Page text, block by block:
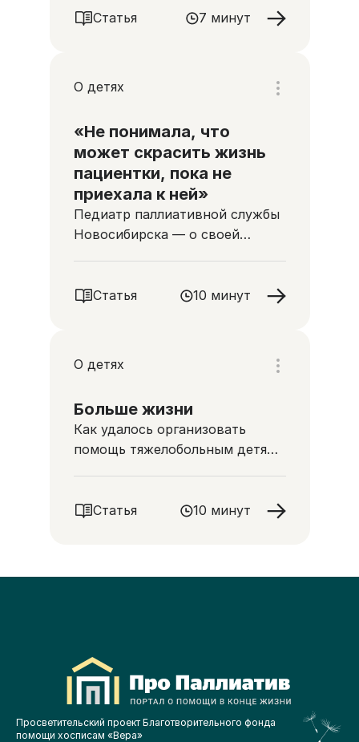
Статья 7 минут
О детях
«Не понимала, что
может скрасить жизнь
пациентки, пока не
приехала к ней»
Педиатр паллиативной службы
Новосибирска — о своей
Статья
10 минут
О детях
Больше жизни
Как удалось организовать
помощь тяжелобольным детям
Статья 10 минут
Просветительский проект Благотворительного фонда
помощи хосписам «Вера»